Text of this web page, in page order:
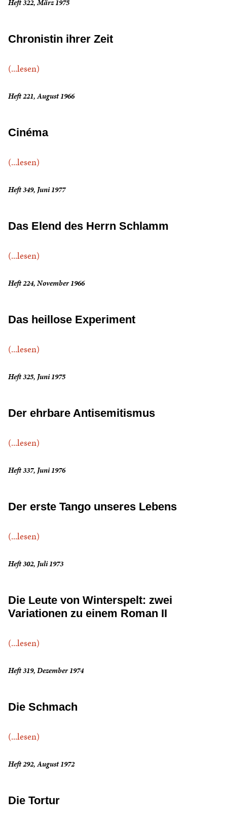
Heft 322, März 1975
Chronistin ihrer Zeit
(...lesen)
Heft 221, August 1966
Cinéma
(...lesen)
Heft 349, Juni 1977
Das Elend des Herrn Schlamm
(...lesen)
Heft 224, November 1966
Das heillose Experiment
(...lesen)
Heft 325, Juni 1975
Der ehrbare Antisemitismus
(...lesen)
Heft 337, Juni 1976
Der erste Tango unseres Lebens
(...lesen)
Heft 302, Juli 1973
Die Leute von Winterspelt: zwei
Variationen zu einem Roman II
(...lesen)
Heft 319, Dezember 1974
Die Schmach
(...lesen)
Heft 292, August 1972
Die Tortur